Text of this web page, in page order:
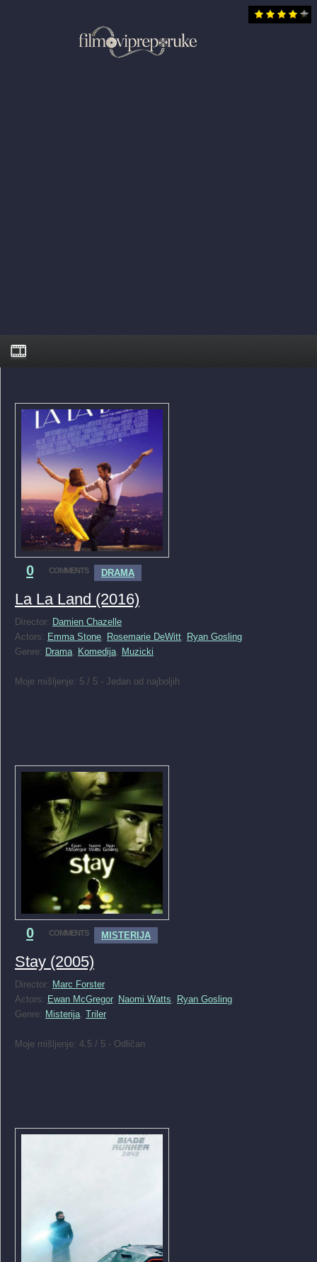
0 COMMENTS DRAMA
La La Land (2016)
Director: Damien Chazelle
Actors: Emma Stone, Rosemarie DeWitt, Ryan Gosling
Genre: Drama, Komedija, Muzicki
Moje mišljenje: 5 / 5 - Jedan od najboljih
0 COMMENTS MISTERIJA
Stay (2005)
Director: Marc Forster
Actors: Ewan McGregor, Naomi Watts, Ryan Gosling
Genre: Misterija, Triler
Moje mišljenje: 4.5 / 5 - Odličan